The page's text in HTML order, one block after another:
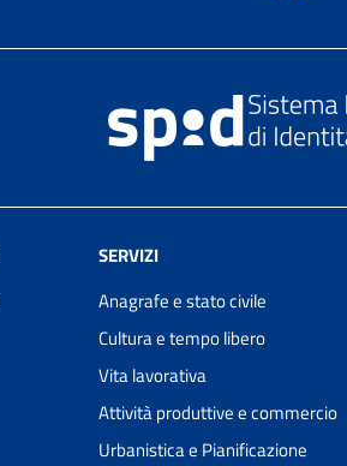
SERVIZI
Anagrafe e stato civile
Cultura e tempo libero
Vita lavorativa
Attività produttive e commercio
Urbanistica e Pianificazione